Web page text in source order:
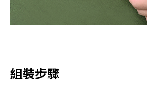
組裝步驟